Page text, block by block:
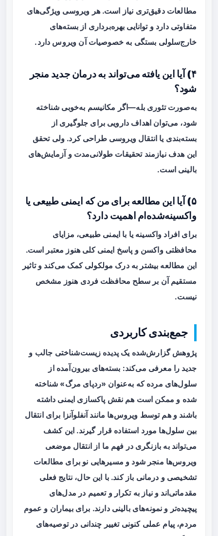
مطالعات دقیق‌تری نیاز است. هر ویروسی ویژگی‌های
متفاوتی دارد و توانایی بهره‌برداری از بسته‌های
خارج‌سلولی بستگی به خصوصیات آن ویروس دارد.
۴) آیا این یافته می‌تواند به درمان جدید منجر
شود؟
به‌صورت تئوری بله—اگر مکانیسم به‌خوبی شناخته
شود، می‌توان اهداف دارویی برای جلوگیری از
بسته‌بندی یا انتقال ویروسی طراحی کرد. ولی تحقق
این هدف نیازمند تحقیقات طولانی‌مدت و آزمایش‌های
بالینی است.
۵) آیا این مطالعه برای من که ایمنی طبیعی یا
واکسینه‌شده‌ام اهمیت دارد؟
برای افراد واکسینه یا با ایمنی طبیعی، مزایای
محافظتی واکسن و پاسخ ایمنی کلی هنوز معتبر است.
این مطالعه بیشتر به درک مولکولی کمک می‌کند و تاثیر
مستقیم آن بر سطح محافظت فردی هنوز مشخص
نیست.
جمع‌بندی کاربردی
پژوهش گزارش‌شده یک پدیده زیست‌شناختی جالب و
جدید را معرفی می‌کند: بسته‌های بیرون‌آمده از
سلول‌های مرده که به‌عنوان «ردپای مرگ» شناخته
شده و ممکن است هم نقش پاکسازی ایمنی داشته
باشند و هم توسط ویروس‌ها مانند آنفلوآنزا برای انتقال
بین سلول‌ها مورد استفاده قرار گیرند. این کشف
می‌تواند به بازنگری در فهم ما از انتقال موضعی
ویروس‌ها منجر شود و مسیرهایی نو برای مطالعات
تشخیصی و درمانی باز کند. با این حال، نتایج فعلی
مقدماتی‌اند و نیاز به تکرار و تعمیم در مدل‌های
پیچیده‌تر و نمونه‌های بالینی دارند. برای بیماران و عموم
مردم، پیام عملی کنونی تغییر چندانی در توصیه‌های